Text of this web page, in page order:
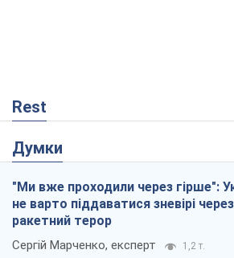
Rest
Думки
"Ми вже проходили через гірше":
не варто піддаватися зневірі через
ракетний терор
Сергій Марченко, експерт 1,2 т.